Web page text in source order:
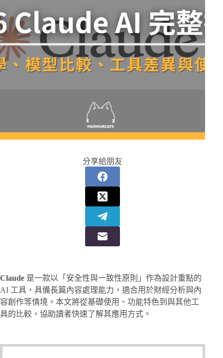
分享給朋友
Claude 是一款以「安全性與一致性原則」作為設計重點的
AI 工具，具備長篇內容處理能力，適合用於財經分析與內
容創作等情境。本文將從基礎使用、功能特色到與其他工
具的比較，協助讀者快速了解其應用方式。